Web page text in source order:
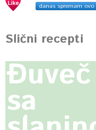
danas spremam ovo
Slični recepti
Ðuveč
sa